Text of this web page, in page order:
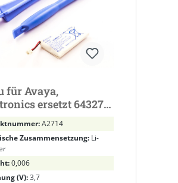
für Avaya,
ersetzt 64327-
01, 64399-03,
65358-01, 202599-
A2714
Zusammensetzung: Li-
0,006
(V):3,7